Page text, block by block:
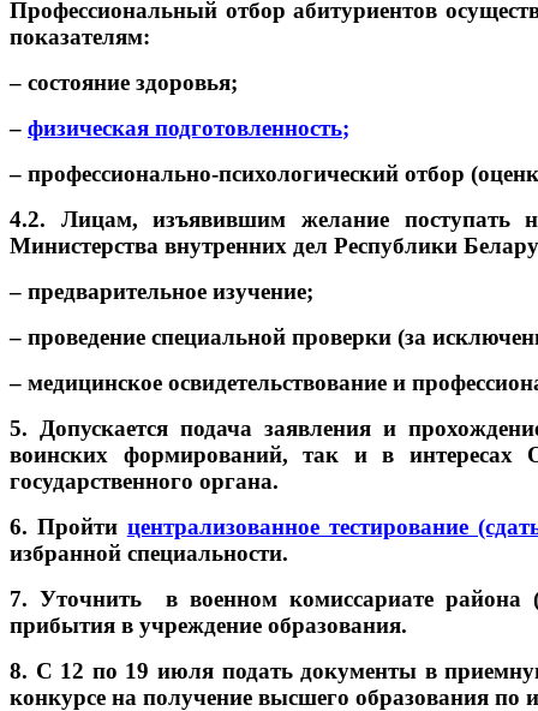
Профессиональный отбор абитуриентов
показателям:
– состояние здоровья;
– физическая подготовленность;
– профессионально-психологический отбор
4.2. Лицам, изъявившим желание поступать
Министерства внутренних дел Республики
– предварительное изучение;
– проведение специальной проверки (за
– медицинское освидетельствование и
5. Допускается подача заявления и
воинских формирований, так и в интересах
государственного органа.
6. Пройти централизованное тестирование
избранной специальности.
7. Уточнить в военном комиссариате района
прибытия в учреждение образования.
8. С 12 по 19 июля подать документы в
конкурсе на получение высшего образования по